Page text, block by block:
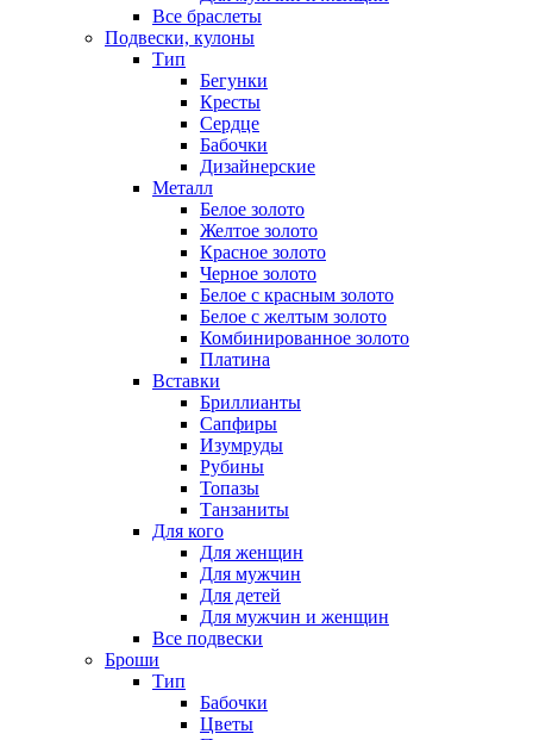
Все браслеты
Подвески, кулоны
Тип
Бегунки
Кресты
Сердце
Бабочки
Дизайнерские
Металл
Белое золото
Желтое золото
Красное золото
Черное золото
Белое с красным золото
Белое с желтым золото
Комбинированное золото
Платина
Вставки
Бриллианты
Сапфиры
Изумруды
Рубины
Топазы
Танзаниты
Для кого
Для женщин
Для мужчин
Для детей
Для мужчин и женщин
Все подвески
Броши
Тип
Бабочки
Цветы